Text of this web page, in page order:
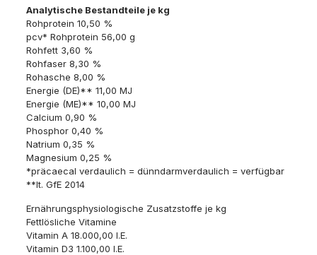
Analytische Bestandteile je kg
Rohprotein 10,50 %
pcv* Rohprotein 56,00 g
Rohfett 3,60 %
Rohfaser 8,30 %
Rohasche 8,00 %
Energie (DE)** 11,00 MJ
Energie (ME)** 10,00 MJ
Calcium 0,90 %
Phosphor 0,40 %
Natrium 0,35 %
Magnesium 0,25 %
*präcaecal verdaulich = dünndarmverdaulich = verfügbar
**lt. GfE 2014
Ernährungsphysiologische Zusatzstoffe je kg
Fettlösliche Vitamine
Vitamin A 18.000,00 I.E.
Vitamin D3 1.100,00 I.E.